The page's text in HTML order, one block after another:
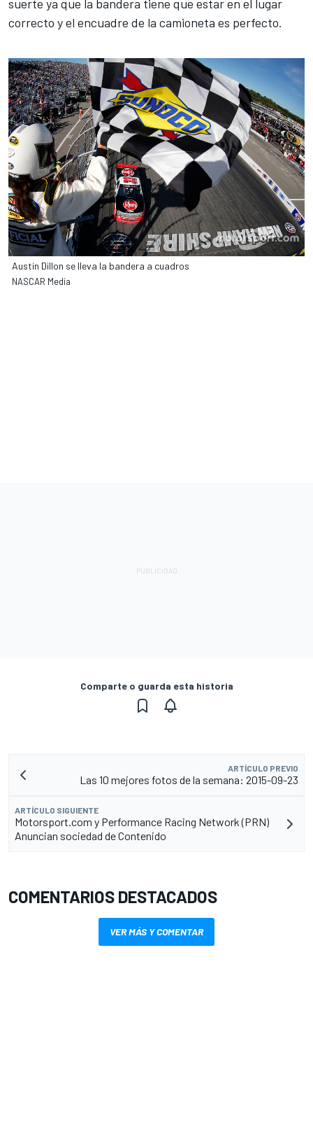
suerte ya que la bandera tiene que estar en el lugar
correcto y el encuadre de la camioneta es perfecto.
Austin Dillon se lleva la bandera a cuadros
NASCAR Media
Comparte o guarda esta historia
ARTÍCULO PREVIO
Las 10 mejores fotos de la semana: 2015-09-23
ARTÍCULO SIGUIENTE
Motorsport.com y Performance Racing Network (PRN)
Anuncian sociedad de Contenido
COMENTARIOS DESTACADOS
VER MÁS Y COMENTAR